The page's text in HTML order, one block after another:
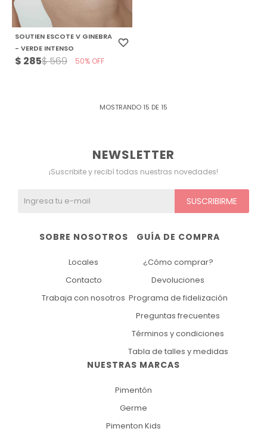
SOUTIEN ESCOTE V GINEBRA
- VERDE INTENSO
$ 285$569 50
MOSTRANDO 15 DE 15
NUESTRAS MARCAS
Pimentón
Germe
Pimenton Kids
GUÍA DE COMPRA
¿Cómo comprar?
Devoluciones
Programa de fidelización
Preguntas frecuentes
Términos y condiciones
Tabla de talles y medidas
SOBRE NOSOTROS
Locales
Contacto
Trabaja con nosotros
NEWSLETTER
¡Suscribite y recibí todas nuestras novedades!
SUSCRIBIRME